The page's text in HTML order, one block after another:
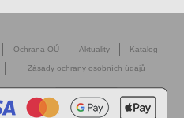
Ochrana OÚ Aktuality Katalog
Zásady ochrany osobních údajů